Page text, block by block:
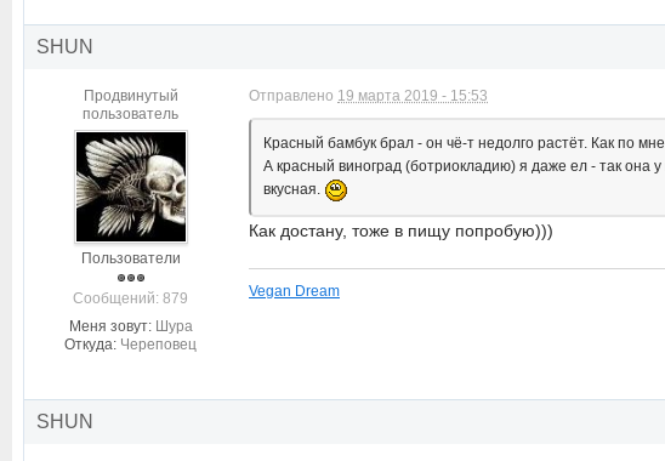
SHUN
Продвинутый
пользователь
Пользователи
Cообщений: 879
Меня зовут: Шура
Откуда: Череповец
Отправлено 19 марта 2019 - 15:53
Красный бамбук брал - он чё-т недолго растёт. Как по
А красный виноград (ботриокладию) я даже ел - так она
вкусная.
Как достану, тоже в пищу попробую)))
Vegan Dream
SHUN